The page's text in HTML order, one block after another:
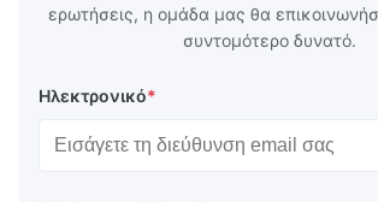
ερωτήσεις, η ομάδα μας θα
συντομότερο δυνατό.
Ηλεκτρονικό*